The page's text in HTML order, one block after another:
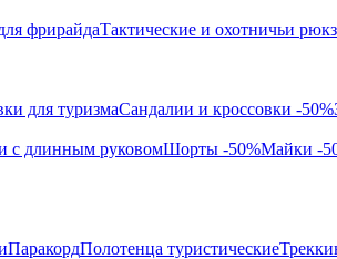
фрирайдаТактические и охотничьи
для туризмаСандалии и кроссовки -50%
с длинным руковомШорты -50%Майки -
ПаракордПолотенца туристические